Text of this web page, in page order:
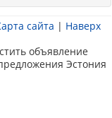
сайта | Наверх
объявление
Эстония